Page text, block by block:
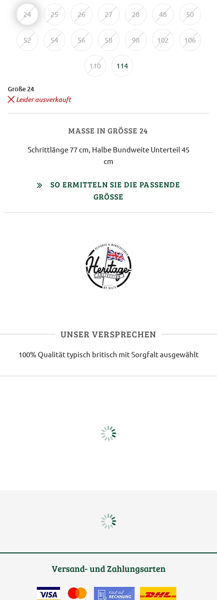
24 25 26 27 28 48 50
52 54 56 58 98 102 106
110 114
Größe 24
Leider ausverkauft
MASSE IN GRÖSSE 24
Schrittlänge 77 cm, Halbe Bundweite Unterteil 45
cm
SO ERMITTELN SIE DIE PASSENDE
GRÖSSE
UNSER VERSPRECHEN
100% Qualität typisch britisch mit Sorgfalt ausgewählt
Versand- und Zahlungsarten